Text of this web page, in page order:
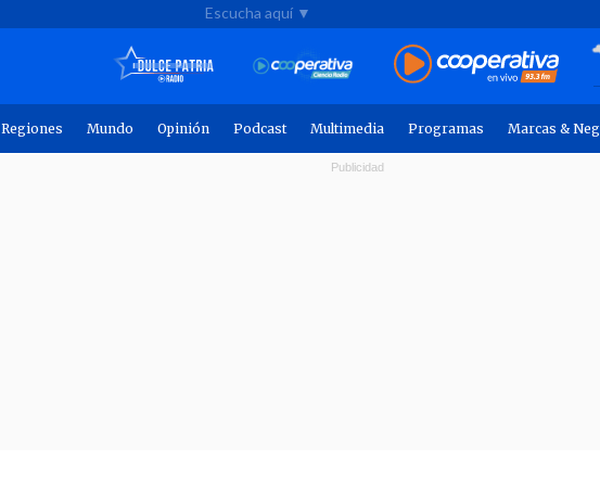
Escucha aquí ▼
Regiones Mundo Opinión Podcast Multimedia Programas Marcas &